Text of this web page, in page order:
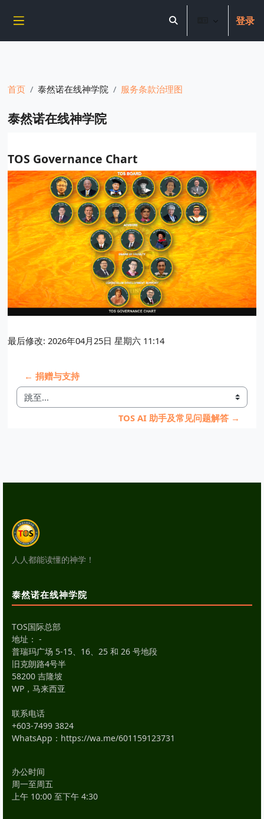
跳到主要内容
切换搜索输入 登录
首页 泰然诺在线神学院 服务条款治理图
泰然诺在线神学院
TOS Governance Chart
最后修改: 2026年04月25日 星期六 11:14
← 捐赠与支持
跳至...
TOS AI 助手及常见问题解答 →
人人都能读懂的神学！
泰然诺在线神学院
TOS国际总部
地址： -
普瑞玛广场 5-15、16、25 和 26 号地段
旧克朗路4号半
58200 吉隆坡
WP，马来西亚
联系电话
+603-7499 3824
WhatsApp： https://wa.me/601159123731
办公时间
周一至周五
上午 10:00 至下午 4:30